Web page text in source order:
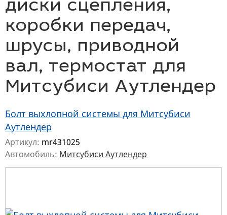
диски сцепления,
коробки передач,
шрусы, приводной
вал, термостат для
Митсубиси Аутлендер
Болт выхлопной системы для Митсубиси
Аутлендер
Артикул: mr431025
Автомобиль: Митсубиси Аутлендер